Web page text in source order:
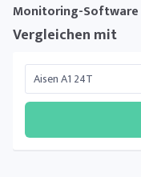
Monitoring-Software
Vergleichen mit